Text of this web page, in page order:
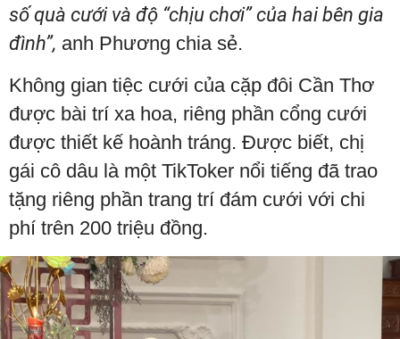
số quà cưới và độ “chịu chơi” của hai bên gia
đình”, anh Phương chia sẻ.
Không gian tiệc cưới của cặp đôi Cần Thơ
được bài trí xa hoa, riêng phần cổng cưới
được thiết kế hoành tráng. Được biết, chị
gái cô dâu là một TikToker nổi tiếng đã trao
tặng riêng phần trang trí đám cưới với chi
phí trên 200 triệu đồng.